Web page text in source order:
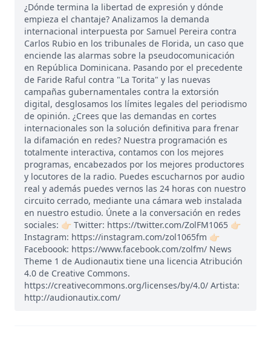
¿Dónde termina la libertad de expresión y dónde
empieza el chantaje? Analizamos la demanda
internacional interpuesta por Samuel Pereira contra
Carlos Rubio en los tribunales de Florida, un caso que
enciende las alarmas sobre la pseudocomunicación
en República Dominicana. Pasando por el precedente
de Faride Raful contra "La Torita" y las nuevas
campañas gubernamentales contra la extorsión
digital, desglosamos los límites legales del periodismo
de opinión. ¿Crees que las demandas en cortes
internacionales son la solución definitiva para frenar
la difamación en redes? Nuestra programación es
totalmente interactiva, contamos con los mejores
programas, encabezados por los mejores productores
y locutores de la radio. Puedes escucharnos por audio
real y además puedes vernos las 24 horas con nuestro
circuito cerrado, mediante una cámara web instalada
en nuestro estudio. Únete a la conversación en redes
sociales: 👉🏻 Twitter: https://twitter.com/ZolFM1065 👉🏻
Instagram: https://instagram.com/zol1065fm 👉🏻
Faceboook: https://www.facebook.com/zolfm/ News
Theme 1 de Audionautix tiene una licencia Atribución
4.0 de Creative Commons.
https://creativecommons.org/licenses/by/4.0/ Artista:
http://audionautix.com/